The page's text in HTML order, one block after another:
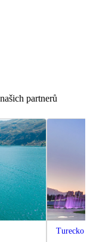
partnerů
Turecko